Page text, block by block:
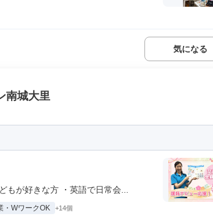
気になる
南城大里
もが好きな方 ・英語で日常会...
・WワークOK +14個